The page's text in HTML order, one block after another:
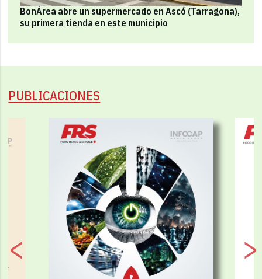
BonÀrea abre un supermercado en Ascó (Tarragona),
su primera tienda en este municipio
PUBLICACIONES